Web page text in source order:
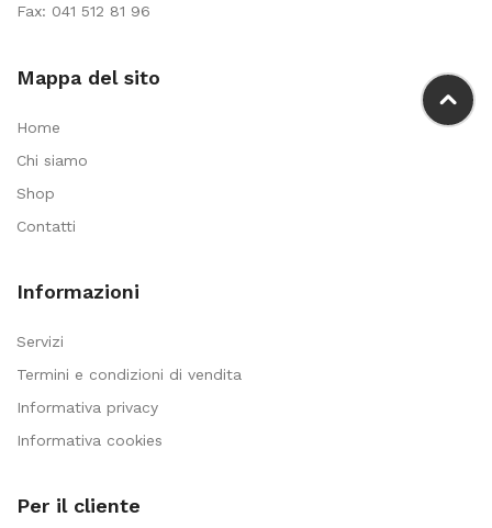
Fax: 041 512 81 96
Mappa del sito
Home
Chi siamo
Shop
Contatti
Informazioni
Servizi
Termini e condizioni di vendita
Informativa privacy
Informativa cookies
Per il cliente